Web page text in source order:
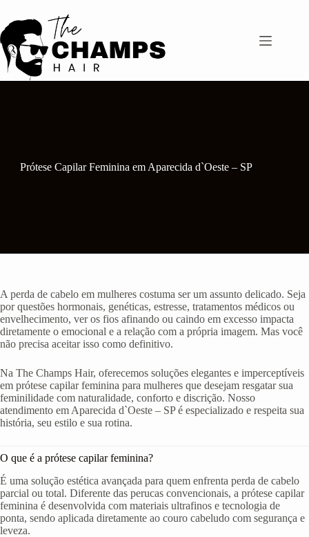
para
o
conteúdo
Prótese Capilar Feminina em Aparecida d`Oeste – SP
A perda de cabelo em mulheres costuma ser um assunto delicado. Seja
por questões hormonais, genéticas, estresse, tratamentos médicos ou
envelhecimento, ver os fios afinando ou caindo em excesso impacta
diretamente o emocional e a relação com a própria imagem. Mas você
não precisa aceitar isso como definitivo.
Na The Champs Hair, oferecemos soluções elegantes e imperceptíveis
em prótese capilar feminina para mulheres que desejam resgatar sua
feminilidade com naturalidade, conforto e discrição. Nosso
atendimento em Aparecida d`Oeste – SP é especializado e respeita sua
história, seu estilo e sua rotina.
O que é a prótese capilar feminina?
É uma solução estética avançada para quem enfrenta perda de cabelo
parcial ou total. Diferente das perucas convencionais, a prótese capilar
feminina é desenvolvida com materiais ultrafinos e tecnologia de
ponta, sendo aplicada diretamente ao couro cabeludo com segurança e
leveza.